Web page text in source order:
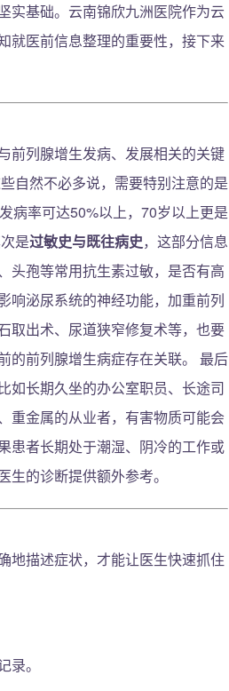
实基础。云南锦欣九洲医院作为云
就医前信息整理的重要性，接下来
前列腺增生发病、发展相关的关键
自然不必多说，需要特别注意的是
病率可达50%以上，70岁以上更是
是过敏史与既往病史，这部分信息
头孢等常用抗生素过敏，是否有高
响泌尿系统的神经功能，加重前列
取出术、尿道狭窄修复术等，也要
的前列腺增生病症存在关联。 最后
如长期久坐的办公室职员、长途司
重金属的从业者，有害物质可能会
患者长期处于潮湿、阴冷的工作或
的诊断提供额外参考。
地描述症状，才能让医生快速抓住
。